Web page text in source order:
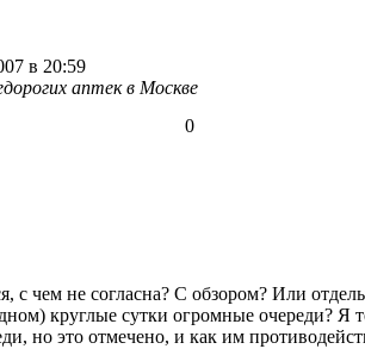
в 20:59
аптек в Москве
0
с чем не согласна? С обзором? Или
круглые сутки огромные очереди? Я
но это отмечено, и как им